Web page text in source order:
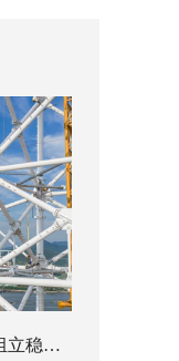
甘浙特高压跨长江输电塔组立稳步推进